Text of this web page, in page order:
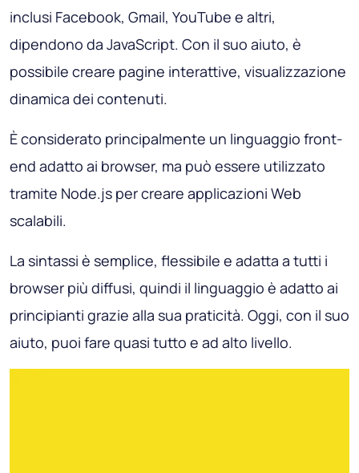
inclusi Facebook, Gmail, YouTube e altri,
dipendono da JavaScript. Con il suo aiuto, è
possibile creare pagine interattive, visualizzazione
dinamica dei contenuti.
È considerato principalmente un linguaggio front-
end adatto ai browser, ma può essere utilizzato
tramite Node.js per creare applicazioni Web
scalabili.
La sintassi è semplice, flessibile e adatta a tutti i
browser più diffusi, quindi il linguaggio è adatto ai
principianti grazie alla sua praticità. Oggi, con il suo
aiuto, puoi fare quasi tutto e ad alto livello.